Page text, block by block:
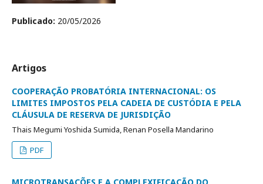
Publicado: 20/05/2026
Artigos
COOPERAÇÃO PROBATÓRIA INTERNACIONAL: OS
LIMITES IMPOSTOS PELA CADEIA DE CUSTÓDIA E PELA
CLÁUSULA DE RESERVA DE JURISDIÇÃO
Thais Megumi Yoshida Sumida, Renan Posella Mandarino
PDF